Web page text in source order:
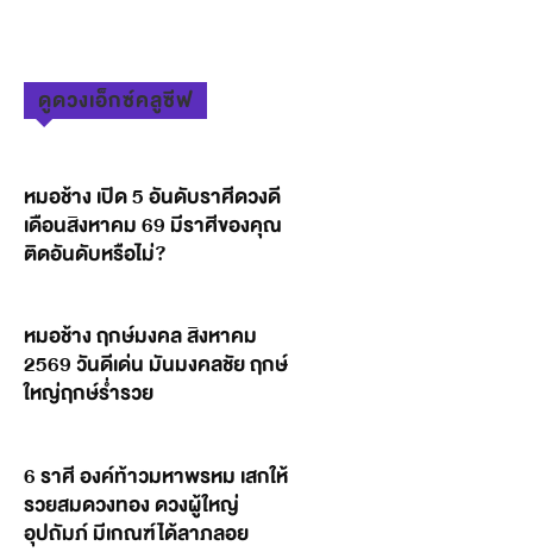
ดูดวงเอ็กซ์คลูซีฟ
หมอช้าง เปิด 5 อันดับราศีดวงดี
เดือนสิงหาคม 69 มีราศีของคุณ
ติดอันดับหรือไม่?
หมอช้าง ฤกษ์มงคล สิงหาคม
2569 วันดีเด่น มันมงคลชัย ฤกษ์
ใหญ่ฤกษ์ร่ำรวย
6 ราศี องค์ท้าวมหาพรหม เสกให้
รวยสมดวงทอง ดวงผู้ใหญ่
อุปถัมภ์ มีเกณฑ์ได้ลาภลอย